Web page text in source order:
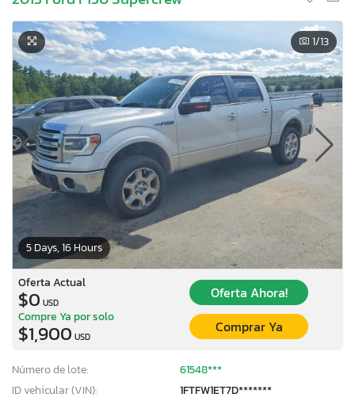
5 Days, 16 Hours
1/13
Oferta Actual
$0 USD
Oferta Ahora!
Compre Ya por solo
$1,900 USD
Comprar Ya
Número de lote:
61548***
ID vehicular (VIN):
1FTFW1ET7D*******